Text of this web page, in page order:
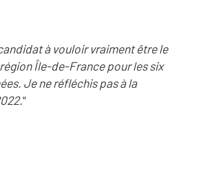
à vouloir vraiment être le
Île-de-France pour les six
Je ne réfléchis pas à la
"